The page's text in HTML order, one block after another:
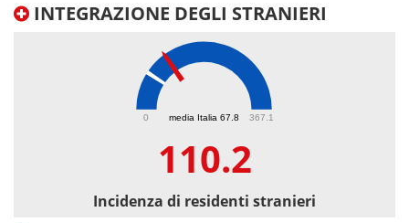
INTEGRAZIONE DEGLI STRANIERI
media Italia 67.8
0 367.1
110.2
Incidenza di residenti stranieri